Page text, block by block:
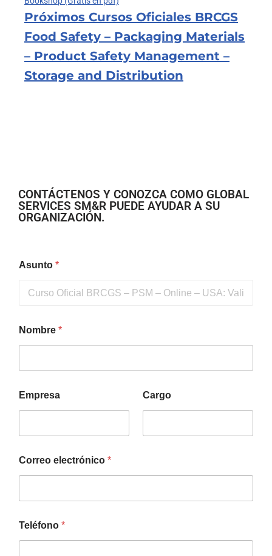
Próximos Cursos Oficiales BRCGS
Food Safety – Packaging Materials
– Product Safety Management –
Storage and Distribution
CONTÁCTENOS Y CONOZCA COMO GLOBAL
SERVICES SM&R PUEDE AYUDAR A SU
ORGANIZACIÓN.
Asunto *
Nombre *
Empresa Cargo
Correo electrónico *
Teléfono *